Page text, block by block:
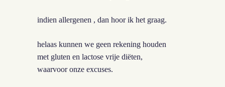
indien allergenen , dan hoor ik het graag.
helaas kunnen we geen rekening houden
met gluten en lactose vrije diëten,
waarvoor onze excuses.